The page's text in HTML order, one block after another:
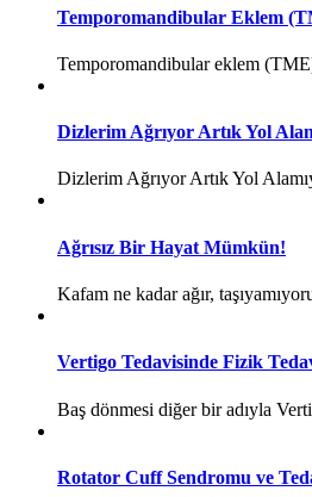
Temporomandibular Eklem
Temporomandibular eklem
Dizlerim Ağrıyor Artık Yol
Dizlerim Ağrıyor Artık Yol
Ağrısız Bir Hayat Mümkün!
Kafam ne kadar ağır,
Vertigo Tedavisinde Fizik
Baş dönmesi diğer bir adıyla
Rotator Cuff Sendromu ve